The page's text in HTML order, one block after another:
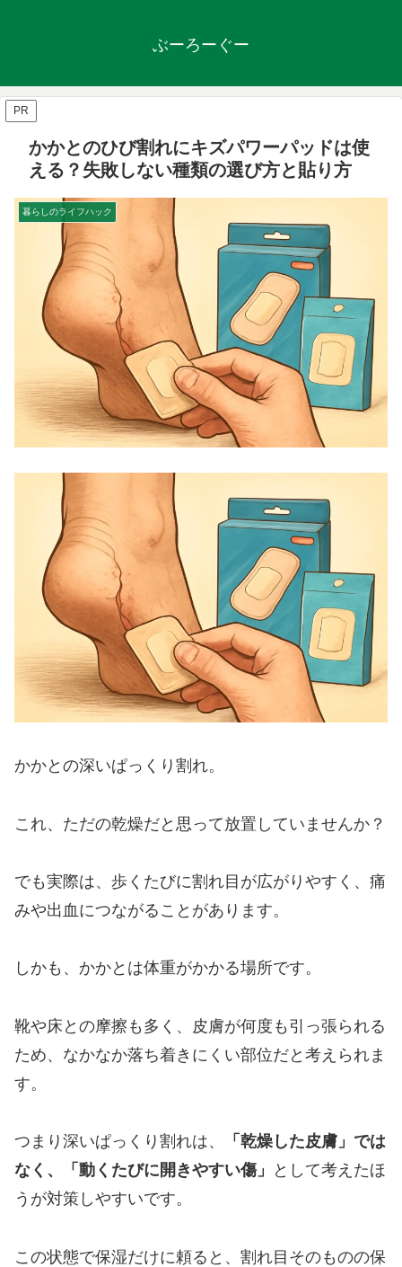
ぶーろーぐー
PR
かかとのひび割れにキズパワーパッドは使
える？失敗しない種類の選び方と貼り方
暮らしのライフハック
かかとの深いぱっくり割れ。
これ、ただの乾燥だと思って放置していませんか？
でも実際は、歩くたびに割れ目が広がりやすく、痛
みや出血につながることがあります。
しかも、かかとは体重がかかる場所です。
靴や床との摩擦も多く、皮膚が何度も引っ張られる
ため、なかなか落ち着きにくい部位だと考えられま
す。
つまり深いぱっくり割れは、
「乾燥した皮膚」では
なく、「動くたびに開きやすい傷」
として考えたほ
うが対策しやすいです。
この状態で保湿だけに頼ると、割れ目そのものの保